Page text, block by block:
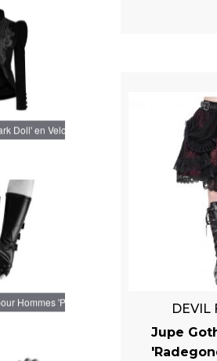
Doll' en Velours Noire
Hommes 'Predator' avec Boucles et Spikes
DEVIL
Jupe